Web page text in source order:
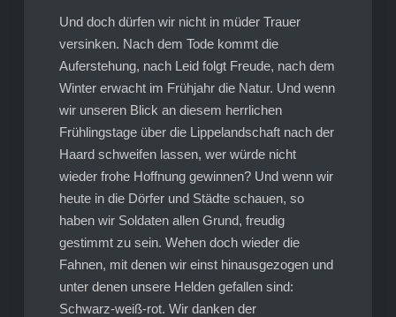
Und doch dürfen wir nicht in müder Trauer
versinken. Nach dem Tode kommt die
Auferstehung, nach Leid folgt Freude, nach dem
Winter erwacht im Frühjahr die Natur. Und wenn
wir unseren Blick an diesem herrlichen
Frühlingstage über die Lippelandschaft nach der
Haard schweifen lassen, wer würde nicht
wieder frohe Hoffnung gewinnen? Und wenn wir
heute in die Dörfer und Städte schauen, so
haben wir Soldaten allen Grund, freudig
gestimmt zu sein. Wehen doch wieder die
Fahnen, mit denen wir einst hinausgezogen und
unter denen unsere Helden gefallen sind:
Schwarz-weiß-rot. Wir danken der